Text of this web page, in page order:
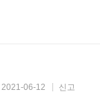
2021-06-12 신고